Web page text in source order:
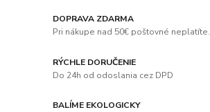
DOPRAVA ZDARMA
Pri nákupe nad 50€ poštovné neplatíte.
RÝCHLE DORUČENIE
Do 24h od odoslania cez DPD
BALÍME EKOLOGICKY